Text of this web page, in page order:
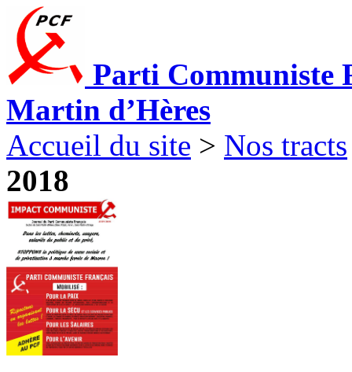
Parti Communiste
Martin d’Hères
Accueil du site > Nos tracts
2018